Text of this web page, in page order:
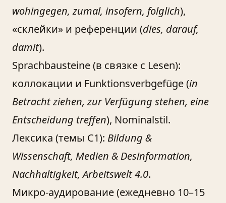
wohingegen, zumal, insofern, folglich),
«склейки» и референции (dies, darauf,
damit).
Sprachbausteine (в связке с Lesen):
коллокации и Funktionsverbgefüge (in
Betracht ziehen, zur Verfügung stehen, eine
Entscheidung treffen), Nominalstil.
Лексика (темы C1): Bildung &
Wissenschaft, Medien & Desinformation,
Nachhaltigkeit, Arbeitswelt 4.0.
Микро-аудирование (ежедневно 10–15